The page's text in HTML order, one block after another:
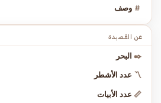
# وصف
عن القصيدة
✒️ البحر
〽️ عدد الأشطر
📏 عدد الأبيات